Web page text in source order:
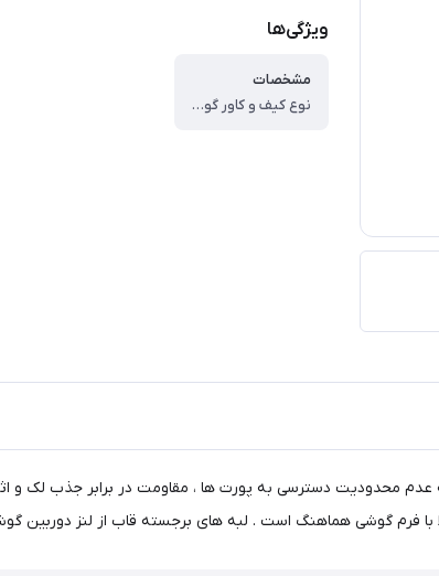
ویژگی‌ها
مشخصات
نوع کیف و کاور گوشی ، کاور ، وزن ، ۶۰ گرم ، سازگار با گوشی موبایل ، Xiaomi Redmi ۱۵ ۴G ، ساختار ، مات ، سطح پوشش ، حفاظت از دکمه‌ها ، لبه راست ، لبه چپ ، لبه پایینی ، لبه بالایی ، قاب پشتی
عدم محدودیت دسترسی به پورت ها ، مقاومت در برابر جذب لک و
با فرم گوشی هماهنگ است . لبه های برجسته قاب از لنز دوربین